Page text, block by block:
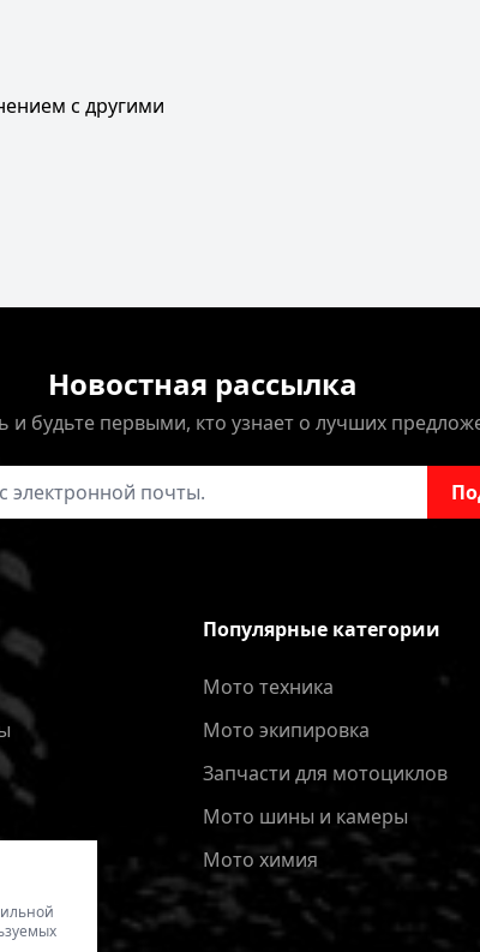
с другими
Новостная рассылка
и будьте первыми, кто узнает о лучших
Популярные категории
Мото техника
Мото экипировка
Запчасти для мотоциклов
Мото шины и камеры
Мото химия